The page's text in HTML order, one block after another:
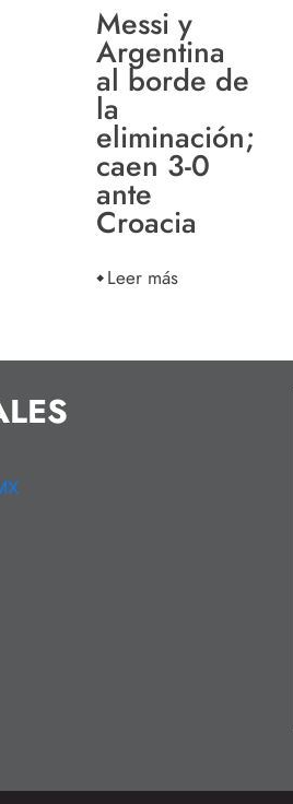
Messi y
Argentina
al borde de
la
eliminación;
caen 3-0
ante
Croacia
Leer más